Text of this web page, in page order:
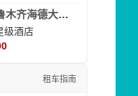
乌鲁木齐海德大酒店
级酒店
租车指南